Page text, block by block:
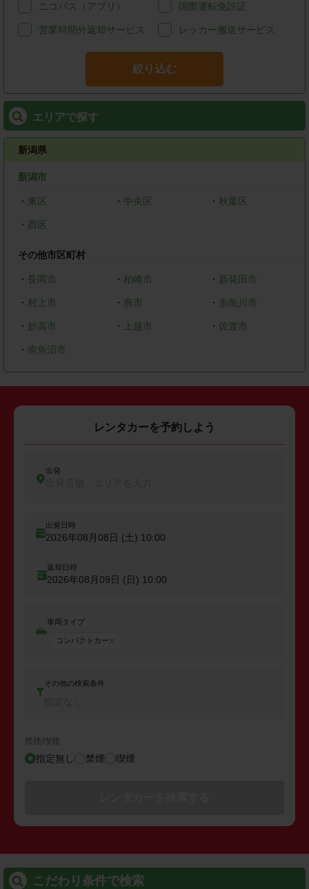
ニコパス（アプリ） 国際運転免許証
営業時間外返却サービス レッカー搬送サービス
絞り込む
エリアで探す
新潟県
新潟市
・ 東区 ・ 中央区 ・ 秋葉区
・ 西区
その他市区町村
・ 長岡市 ・ 柏崎市 ・ 新発田市
・ 村上市 ・ 燕市 ・ 糸魚川市
・ 妙高市 ・ 上越市 ・ 佐渡市
・ 南魚沼市
レンタカーを予約しよう
出発
出発日時
2026年08月08日 (土) 10:00
返却日時
2026年08月09日 (日) 10:00
車両タイプ
コンパクトカー
その他の検索条件
禁煙/喫煙
指定無し 禁煙 喫煙
こだわり条件で検索